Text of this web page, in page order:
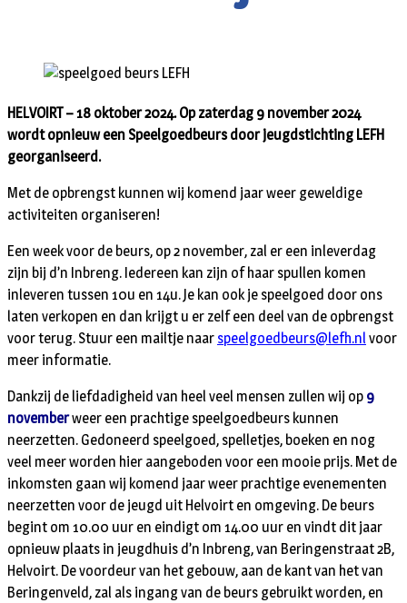
HELVOIRT – 18 oktober 2024. Op zaterdag 9 november 2024
wordt opnieuw een Speelgoedbeurs door jeugdstichting LEFH
georganiseerd.
Met de opbrengst kunnen wij komend jaar weer geweldige
activiteiten organiseren!
Een week voor de beurs, op 2 november, zal er een inleverdag
zijn bij d’n Inbreng. Iedereen kan zijn of haar spullen komen
inleveren tussen 10u en 14u. Je kan ook je speelgoed door ons
laten verkopen en dan krijgt u er zelf een deel van de opbrengst
voor terug. Stuur een mailtje naar speelgoedbeurs@lefh.nl voor
meer informatie.
Dankzij de liefdadigheid van heel veel mensen zullen wij op 9
novemberweer een prachtige speelgoedbeurs kunnen
neerzetten. Gedoneerd speelgoed, spelletjes, boeken en nog
veel meer worden hier aangeboden voor een mooie prijs. Met de
inkomsten gaan wij komend jaar weer prachtige evenementen
neerzetten voor de jeugd uit Helvoirt en omgeving. De beurs
begint om 10.00 uur en eindigt om 14.00 uur en vindt dit jaar
opnieuw plaats in jeugdhuis d’n Inbreng, van Beringenstraat 2B,
Helvoirt. De voordeur van het gebouw, aan de kant van het van
Beringenveld, zal als ingang van de beurs gebruikt worden, en